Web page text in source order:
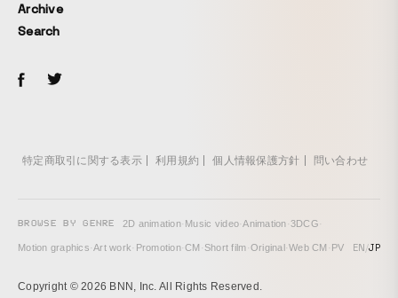
アコート」を作成。来場者がコートの色を選ぶと、その色に
ちなんだアニメーションが巨大コートの上に 360° プロジェ
ンスタレーションを活用したファッションショーや、別コー
Archive
Search
特定商取引に関する表示 利用規約 個人情報保護方針 問い合わせ
BROWSE BY GENRE 2D animation· Music video·Animation·3DCG·
Motion graphics·Art work· Promotion·CM · Short film·Original·Web CM · PV EN/JP
Copyright © 2026 BNN, Inc. All Rights Reserved.